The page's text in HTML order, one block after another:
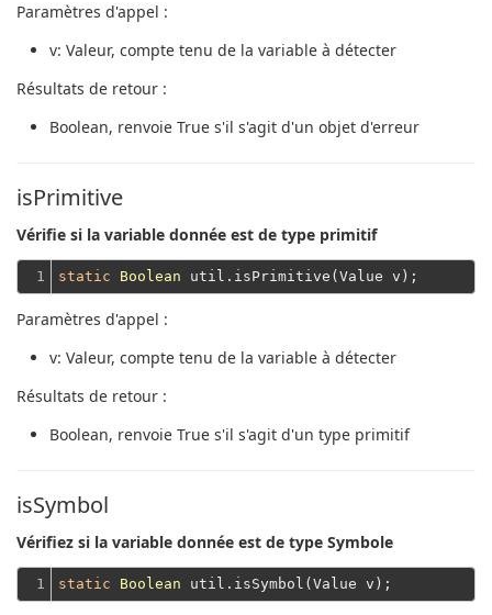
Paramètres d'appel :
v: Valeur, compte tenu de la variable à détecter
Résultats de retour :
Boolean, renvoie True s'il s'agit d'un objet d'erreur
isPrimitive
Vérifie si la variable donnée est de type primitif
1 static Boolean
Paramètres d'appel :
v: Valeur, compte tenu de la variable à détecter
Résultats de retour :
Boolean, renvoie True s'il s'agit d'un type primitif
isSymbol
Vérifiez si la variable donnée est de type Symbole
1 static Boolean